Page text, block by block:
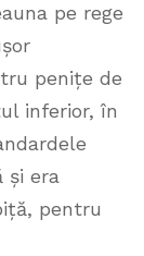
pe rege
penițe de
inferior, în
și era
pentru